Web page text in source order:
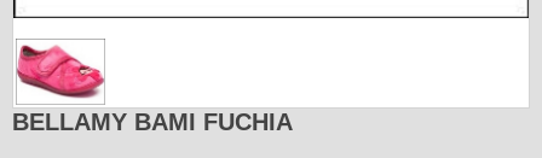
BELLAMY BAMI FUCHIA